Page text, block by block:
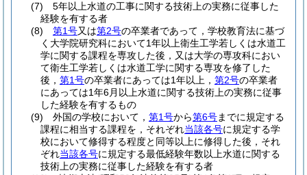
(7)
5年以上水道の工事に関する技術上の実務に従事した
経験を有する者
(8)
第1号又は第2号の卒業者であって，学校教育法に基づ
く大学院研究科において1年以上衛生工学若しくは水道工
学に関する課程を専攻した後，又は大学の専攻科におい
て衛生工学若しくは水道工学に関する専攻を修了した
後， 第1号の卒業者にあっては1年以上， 第2号の卒業者
にあっては1年6月以上水道に関する技術上の実務に従事
した経験を有するもの
(9)
外国の学校において， 第1号から第6号までに規定する
課程に相当する課程を，それぞれ当該各号に規定する学
校において修得する程度と同等以上に修得した後，それ
ぞれ当該各号に規定する最低経験年数以上水道に関する
技術上の実務に従事した経験を有する者